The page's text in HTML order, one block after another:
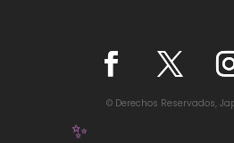
© Derechos Reservados,